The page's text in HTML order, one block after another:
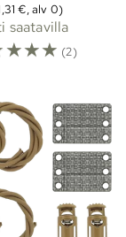
€, alv 0)
saatavilla
☆☆☆ (2)